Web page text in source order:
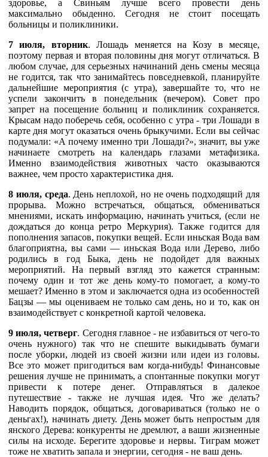
здоровье, а Свиньям лучше всего провести день
максимально обыденно. Сегодня не стоит посещать
больницы и поликлиники.
7 июля, вторник. Лошадь меняется на Козу в месяце,
поэтому первая и вторая половины дня могут отличаться. В
любом случае, для серьезных начинаний день смены месяца
не годится, так что занимайтесь повседневкой, планируйте
дальнейшие мероприятия (с утра), завершайте то, что не
успели закончить в понедельник (вечером). Совет про
запрет на посещение больниц и поликлиник сохраняется.
Крысам надо поберечь себя, особенно с утра - три Лошади в
карте дня могут оказаться очень брыкучими. Если вы сейчас
подумали: «А почему именно три Лошади?», значит, вы уже
начинаете смотреть на календарь глазами метафизика.
Именно взаимодействия животных часто оказываются
важнее, чем просто характеристика дня.
8 июля, среда. День неплохой, но не очень подходящий для
прорыва. Можно встречаться, общаться, обмениваться
мнениями, искать информацию, начинать учиться, (если не
дождаться до конца ретро Меркурия). Также годится для
пополнения запасов, покупки вещей. Если иньская Вода вам
благоприятна, вы сами — иньская Вода или Дерево, либо
родились в год Быка, день не подойдет для важных
мероприятий. На первый взгляд это кажется странным:
почему один и тот же день кому-то помогает, а кому-то
мешает? Именно в этом и заключается одна из особенностей
Бацзы — мы оцениваем не только сам день, но и то, как он
взаимодействует с конкретной картой человека.
9 июля, четверг. Сегодня главное - не избавиться от чего-то
очень нужного) так что не спешите выкидывать бумаги
после уборки, людей из своей жизни или идеи из головы.
Все это может пригодиться вам когда-нибудь! Финансовые
решения лучше не принимать, а спонтанные покупки могут
привести к потере денег. Отправляться в далекое
путешествие - также не лучшая идея. Что же делать?
Наводить порядок, общаться, договариваться (только не о
деньгах!), начинать диету. День может быть непростым для
янского Дерева: конкуренты не дремлют, а ваши жизненные
силы на исходе. Берегите здоровье и нервы. Тиграм может
тоже не хватить запала и энергии, сегодня - не ваш день.